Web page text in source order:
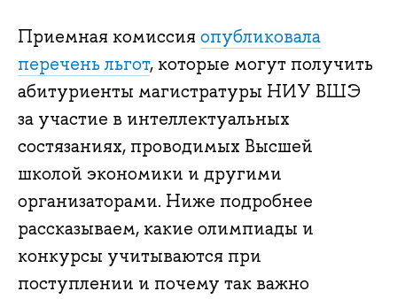
Приемная комиссия опубликовала
перечень льгот, которые могут получить
абитуриенты магистратуры НИУ ВШЭ
за участие в интеллектуальных
состязаниях, проводимых Высшей
школой экономики и другими
организаторами. Ниже подробнее
рассказываем, какие олимпиады и
конкурсы учитываются при
поступлении и почему так важно